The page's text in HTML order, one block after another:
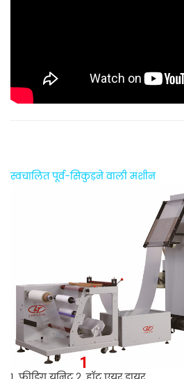
स्वचालितपूर्व-सिकुड़ने वाली मशीन